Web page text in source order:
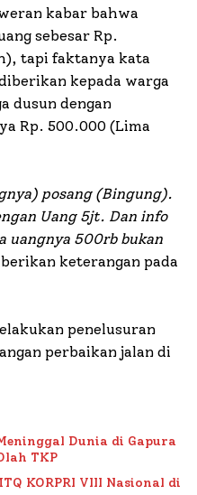
kabar bahwa
sebesar Rp.
tapi faktanya kata
kepada warga
dusun dengan
Rp. 500.000 (Lima
posang (Bingung).
Uang 5jt. Dan info
uangnya 500rb bukan
keterangan pada
penelusuran
perbaikan jalan di
Dunia di Gapura
TKP
KORPRI VIII Nasional di